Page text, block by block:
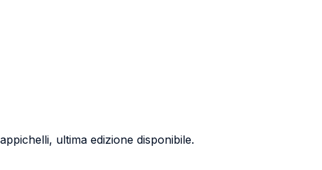
ultima edizione disponibile.